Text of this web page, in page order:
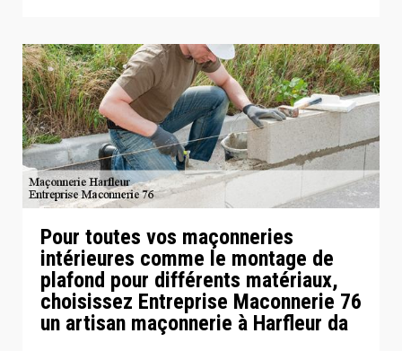
Pour toutes vos maçonneries
intérieures comme le montage de
plafond pour différents matériaux,
choisissez Entreprise Maconnerie 76
un artisan maçonnerie à Harfleur da